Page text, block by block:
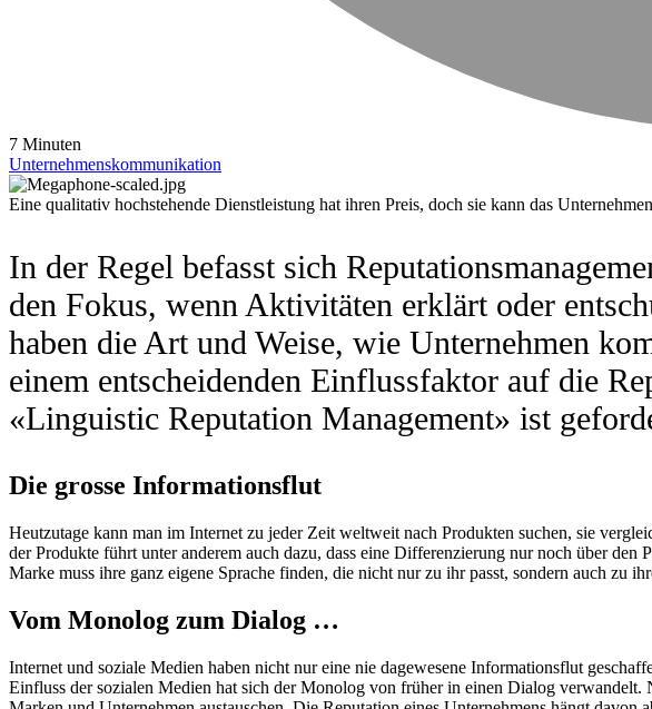
7 Minuten
Unternehmenskommunikation
Eine qualitativ hochstehende Dienstleistung hat ihren Preis, doch sie kann das
In der Regel befasst sich
den Fokus, wenn Aktivitäten erklärt oder
haben die Art und Weise, wie Unternehmen
einem entscheidenden Einflussfaktor auf die
«Linguistic Reputation Management» ist
Die grosse Informationsflut
Heutzutage kann man im Internet zu jeder Zeit weltweit nach Produkten suchen, sie
der Produkte führt unter anderem auch dazu, dass eine Differenzierung nur noch über den
Marke muss ihre ganz eigene Sprache finden, die nicht nur zu ihr passt, sondern auch zu
Vom Monolog zum Dialog …
Internet und soziale Medien haben nicht nur eine nie dagewesene Informationsflut
Einfluss der sozialen Medien hat sich der Monolog von früher in einen Dialog